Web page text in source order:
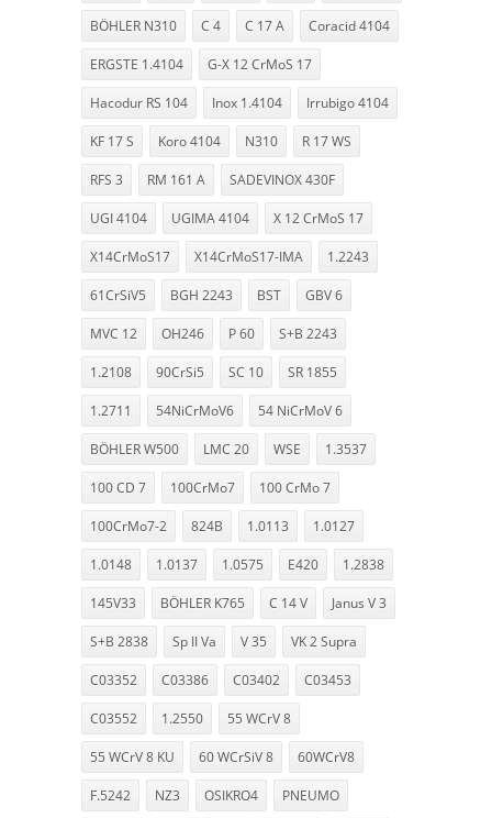
BÖHLER N310 C 4 C 17 A Coracid 4104
ERGSTE 1.4104 G-X 12 CrMoS 17
Hacodur RS 104 Inox 1.4104 Irrubigo 4104
KF 17 S Koro 4104 N310 R 17 WS
RFS 3 RM 161 A SADEVINOX 430F
UGI 4104 UGIMA 4104 X 12 CrMoS 17
X14CrMoS17 X14CrMoS17-IMA 1.2243
61CrSiV5 BGH 2243 BST GBV 6
MVC 12 OH246 P 60 S+B 2243
1.2108 90CrSi5 SC 10 SR 1855
1.2711 54NiCrMoV6 54 NiCrMoV 6
BÖHLER W500 LMC 20 WSE 1.3537
100 CD 7 100CrMo7 100 CrMo 7
100CrMo7-2 824B 1.0113 1.0127
1.0148 1.0137 1.0575 E420 1.2838
145V33 BÖHLER K765 C 14 V Janus V 3
S+B 2838 Sp II Va V 35 VK 2 Supra
C03352 C03386 C03402 C03453
C03552 1.2550 55 WCrV 8
55 WCrV 8 KU 60 WCrSiV 8 60WCrV8
F.5242 NZ3 OSIKRO4 PNEUMO